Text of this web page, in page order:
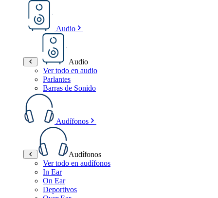
Audio
Audio
Ver todo en audio
Parlantes
Barras de Sonido
Audífonos
Audífonos
Ver todo en audífonos
In Ear
On Ear
Deportivos